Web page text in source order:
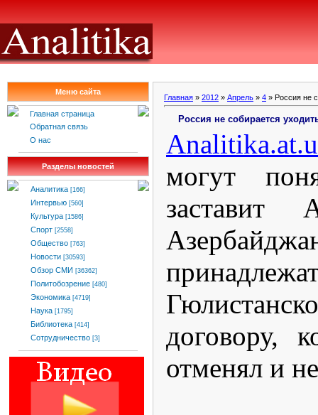
Меню сайта
Главная страница
Обратная связь
О нас
Разделы новостей
Аналитика [166]
Интервью [560]
Культура [1586]
Спорт [2558]
Общество [763]
Новости [30593]
Обзор СМИ [36362]
Политобозрение [480]
Экономика [4719]
Наука [1795]
Библиотека [414]
Сотрудничество [3]
Главная » 2012 » Апрель » 4 » Россия не
Россия не собирается
Analitika.at.
могут
заставит
договору,
отменял и